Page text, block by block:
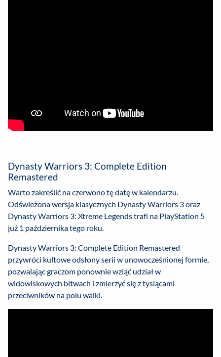
Dynasty Warriors 3: Complete Edition
Remastered
Warto zakreślić na czerwono tę datę w kalendarzu.
Odświeżona wersja klasycznych Dynasty Warriors 3 oraz
Dynasty Warriors 3: Xtreme Legends trafi na PlayStation 5
już 1 października tego roku.
Dynasty Warriors 3: Complete Edition Remastered
przywróci kultowe odsłony serii w unowocześnionej formie,
pozwalając graczom ponownie wziąć udział w
widowiskowych bitwach i zmierzyć się z tysiącami
przeciwników na polu walki.